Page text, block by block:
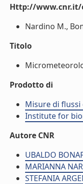
Http://
Nardino M.,
Titolo
Prodotto di
Misure di flussi
Institute for
Autore CNR
UBALDO
MARIANNA
STEFANIA